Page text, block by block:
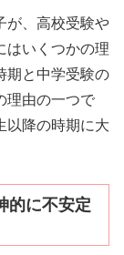
が、高校受験や
はいくつかの理
期と中学受験の
理由の一つで
以降の時期に大
的に不安定